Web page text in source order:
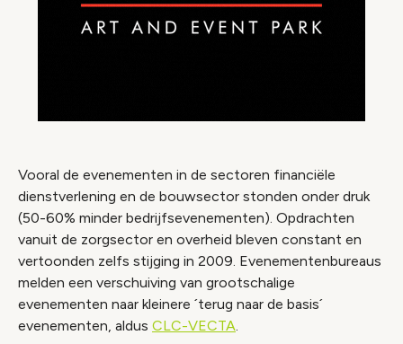
Vooral de evenementen in de sectoren financiële
dienstverlening en de bouwsector stonden onder druk
(50-60% minder bedrijfsevenementen). Opdrachten
vanuit de zorgsector en overheid bleven constant en
vertoonden zelfs stijging in 2009. Evenementenbureaus
melden een verschuiving van grootschalige
evenementen naar kleinere ´terug naar de basis´
evenementen, aldus CLC-VECTA.